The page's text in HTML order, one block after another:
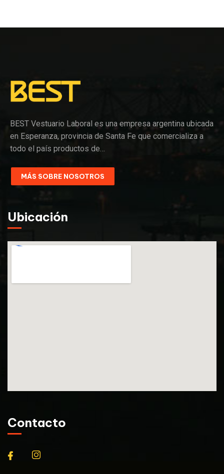
BEST Vestuario Laboral es una empresa argentina ubicada
en Esperanza, provincia de Santa Fe que comercializa a
todo el país productos de…
MÁS SOBRE NOSOTROS
Ubicación
Contacto